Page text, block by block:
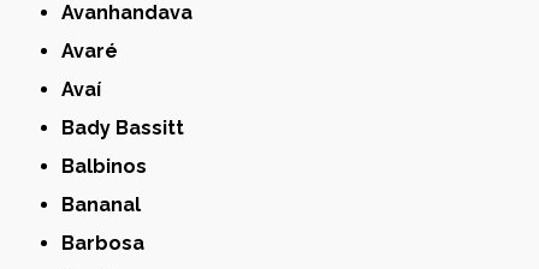
Avanhandava
Avaré
Avaí
Bady Bassitt
Balbinos
Bananal
Barbosa